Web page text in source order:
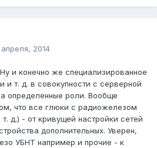
апреля, 2014
и конечно же специализированное
и т. д. в совокупности с серверной
определенные роли. Вообще
что все глюки с радиожелезом
д.) - от кривущей настройки сетей
дополнительных. Уверен,
УБНТ например и прочие - к